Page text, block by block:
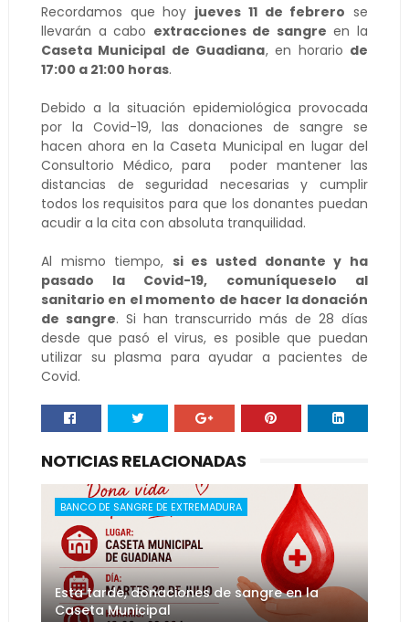
Recordamos que hoy jueves 11 de febrero se
llevarán a cabo extracciones de sangre en la
Caseta Municipal de Guadiana, en horario de
17:00 a 21:00 horas.
Debido a la situación epidemiológica provocada
por la Covid-19, las donaciones de sangre se
hacen ahora en la Caseta Municipal en lugar del
Consultorio Médico, para poder mantener las
distancias de seguridad necesarias y cumplir
todos los requisitos para que los donantes puedan
acudir a la cita con absoluta tranquilidad.
Al mismo tiempo, si es usted donante y ha
pasado la Covid-19, comuníqueselo al
sanitario en el momento de hacer la donación
de sangre. Si han transcurrido más de 28 días
desde que pasó el virus, es posible que puedan
utilizar su plasma para ayudar a pacientes de
Covid.
NOTICIAS RELACIONADAS
BANCO DE SANGRE DE EXTREMADURA
Esta tarde, donaciones de sangre en la
Caseta Municipal